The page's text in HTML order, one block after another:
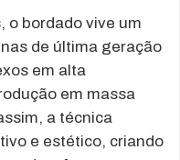
o bordado vive um
de última geração
em alta
em massa
a técnica
e estético, criando